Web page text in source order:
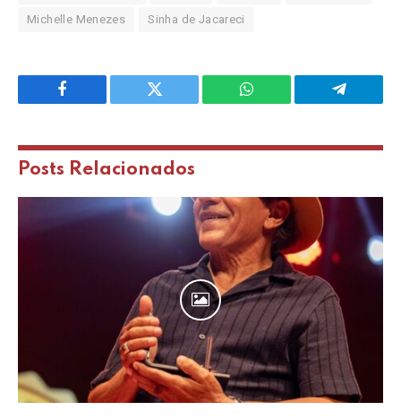
Michelle Menezes Sinha de Jacareci
Facebook Twitter WhatsApp Telegram
Posts Relacionados